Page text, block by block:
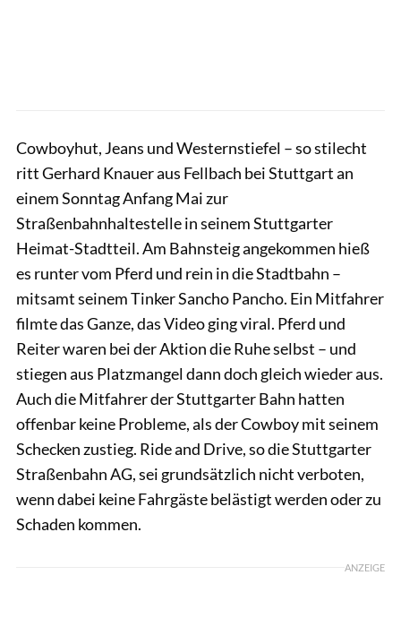
Cowboyhut, Jeans und Westernstiefel – so stilecht
ritt Gerhard Knauer aus Fellbach bei Stuttgart an
einem Sonntag Anfang Mai zur
Straßenbahnhaltestelle in seinem Stuttgarter
Heimat-Stadtteil. Am Bahnsteig angekommen hieß
es runter vom Pferd und rein in die Stadtbahn –
mitsamt seinem Tinker Sancho Pancho. Ein Mitfahrer
filmte das Ganze, das Video ging viral. Pferd und
Reiter waren bei der Aktion die Ruhe selbst – und
stiegen aus Platzmangel dann doch gleich wieder aus.
Auch die Mitfahrer der Stuttgarter Bahn hatten
offenbar keine Probleme, als der Cowboy mit seinem
Schecken zustieg. Ride and Drive, so die Stuttgarter
Straßenbahn AG, sei grundsätzlich nicht verboten,
wenn dabei keine Fahrgäste belästigt werden oder zu
Schaden kommen.
ANZEIGE